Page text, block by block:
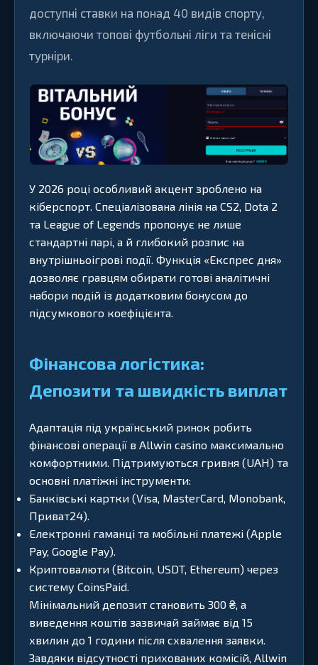
доступні ставки на понад 40 видів спорту,
включаючи топові футбольні ліги та тенісні
турніри.
У 2026 році особливий акцент зроблено на
кіберспорт. Спеціалізована лінія на CS2, Dota 2
та League of Legends пропонує не лише
стандартні парі, а й глибокий розпис на
внутрішньоігрові події. Функція «Експрес дня»
дозволяє гравцям обирати готові аналітичні
набори подій із додатковим бонусом до
підсумкового коефіцієнта.
Фінансова логістика:
Депозити та швидкість виплат
Адаптація під український ринок робить
фінансові операції в Allwin casino максимально
комфортними. Підтримуються гривня (UAH) та
основні платіжні інструменти:
Банківські картки (Visa, MasterCard, Monobank,
Приват24).
Електронні гаманці та мобільні платежі (Apple
Pay, Google Pay).
Криптовалюти (Bitcoin, USDT, Ethereum) через
систему CoinsPaid.
Мінімальний депозит становить 300 ₴, а
виведення коштів зазвичай займає від 15
хвилин до 1 години після схвалення заявки.
Завдяки відсутності прихованих комісій, Allwin